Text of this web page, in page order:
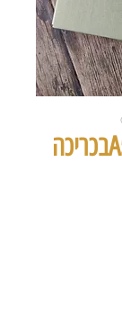
מחברת אישית A5בכריכה